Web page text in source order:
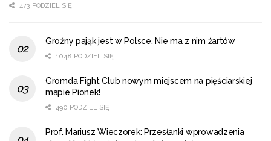
473 PODZIEL SIĘ
Groźny pająk jest w Polsce. Nie ma z nim żartów
1048 PODZIEL SIĘ
Gromda Fight Club nowym miejscem na pięściarskiej
mapie Pionek!
490 PODZIEL SIĘ
Prof. Mariusz Wieczorek: Przesłanki wprowadzenia